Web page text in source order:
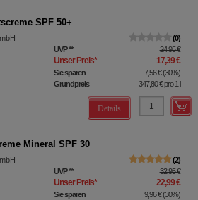
SPF 50+
0
UVP** 24,95 €
Unser Preis* 17,39 €
Sie sparen 7,56 €(30%)
Grundpreis
347,80 €pro 1 l
Details
Mineral SPF 30
2
UVP** 32,95 €
Unser Preis* 22,99 €
Sie sparen 9,96 €(30%)